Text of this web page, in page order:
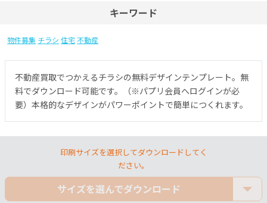
キーワード
物件募集 チラシ 住宅 不動産
不動産買取でつかえるチラシの無料デザインテンプレート。無
料でダウンロード可能です。（※パプリ会員へログインが必
要）本格的なデザインがパワーポイントで簡単につくれます。
印刷サイズを選択してダウンロードしてく
ださい。
サイズを選んでダウンロード